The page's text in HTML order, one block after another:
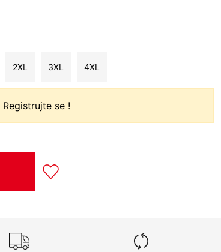
2XL 3XL 4XL
Registrujte se !